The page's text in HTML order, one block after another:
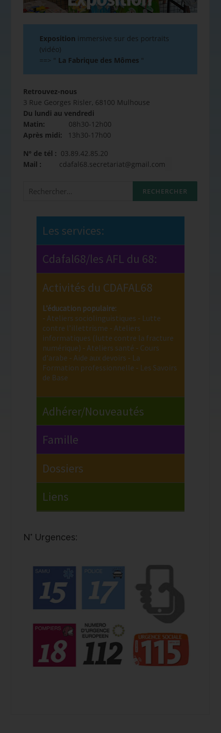
Exposition immersive sur des portraits
(vidéo)
==> " La Fabrique des Mômes "
Retrouvez-nous
3 Rue Georges Risler, 68100 Mulhouse
Du lundi au vendredi
Matin: 08h30-12h00
Après midi: 13h30-17h00
N° de tél : 03.89.42.85.20
Mail : cdafal68.secretariat@gmail.com
N° Urgences: